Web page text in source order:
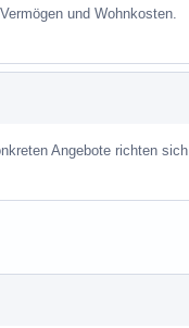
und Wohnkosten.
Angebote richten sich